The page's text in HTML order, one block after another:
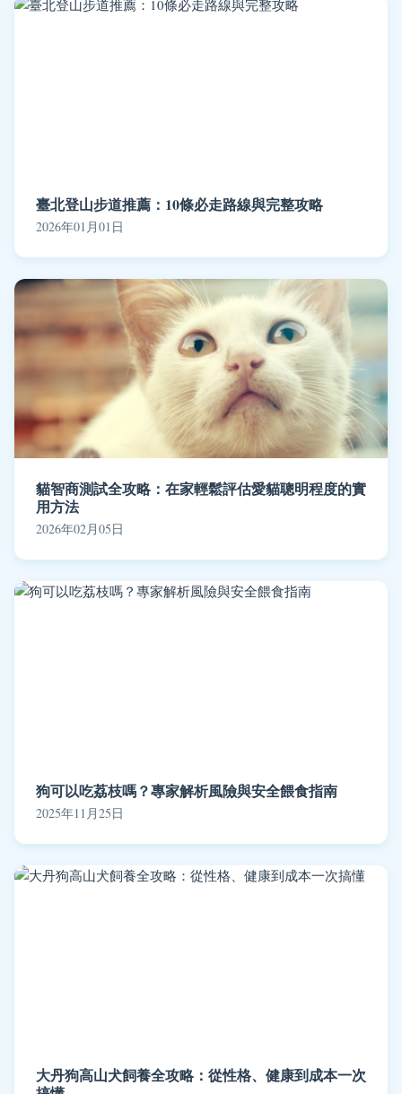
臺北登山步道推薦：10條必走路線與完整攻略
2026年01月01日
貓智商測試全攻略：在家輕鬆評估愛貓聰明程度的實
用方法
2026年02月05日
狗可以吃荔枝嗎？專家解析風險與安全餵食指南
2025年11月25日
大丹狗高山犬飼養全攻略：從性格、健康到成本一次